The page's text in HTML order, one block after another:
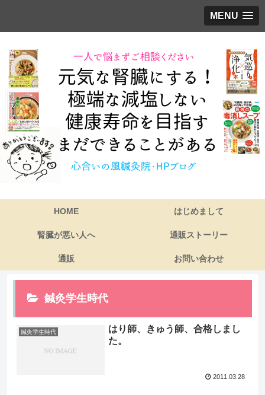
MENU
HOME はじめまして
腎臓が悪い人へ 通販ストーリー
通販 お問い合わせ
鍼灸学生時代
鍼灸学生時代
はり師、きゅう師、合格しまし
た。
2011.03.28